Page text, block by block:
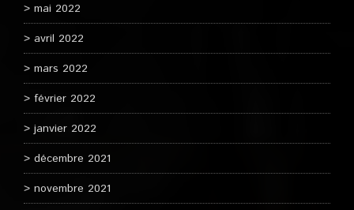
mai 2022
avril 2022
mars 2022
février 2022
janvier 2022
décembre 2021
novembre 2021